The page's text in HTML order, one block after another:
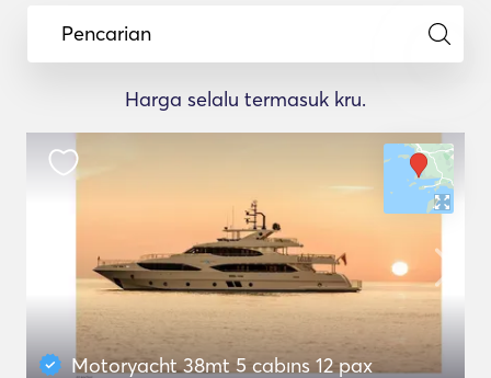
Pencarian
Harga selalu termasuk kru.
Motoryacht 38mt 5 cabıns 12 pax